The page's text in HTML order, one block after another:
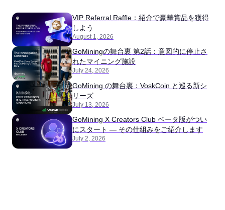
VIP Referral Raffle：紹介で豪華賞品を獲得
しよう
August 1, 2026
GoMiningの舞台裏 第2話：意図的に停止さ
れたマイニング施設
July 24, 2026
GoMining の舞台裏：VoskCoin と巡る新シ
リーズ
July 13, 2026
GoMining X Creators Club ベータ版がつい
にスタート ― その仕組みをご紹介します
July 2, 2026